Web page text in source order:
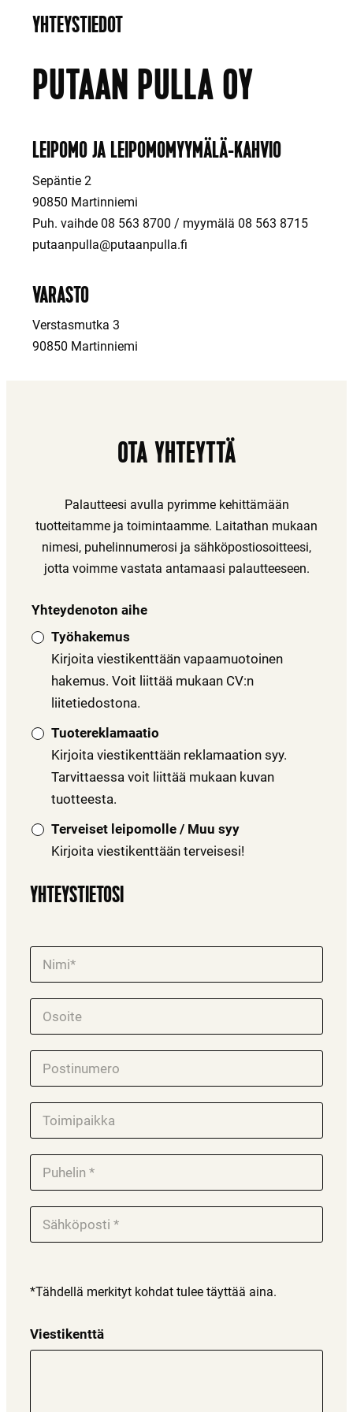
YHTEYSTIEDOT
PUTAAN PULLA OY
LEIPOMO JA LEIPOMOMYYMÄLÄ-KAHVIO
Sepäntie 2
90850 Martinniemi
Puh. vaihde 08 563 8700 / myymälä 08 563 8715
putaanpulla@putaanpulla.fi
VARASTO
Verstasmutka 3
90850 Martinniemi
OTA YHTEYTTÄ
Palautteesi avulla pyrimme kehittämään
tuotteitamme ja toimintaamme. Laitathan mukaan
nimesi, puhelinnumerosi ja sähköpostiosoitteesi,
jotta voimme vastata antamaasi palautteeseen.
"*"
näyttää
pakolliset
kentät
Yhteydenoton aihe
Työhakemus
Kirjoita viestikenttään vapaamuotoinen
hakemus. Voit liittää mukaan CV:n
liitetiedostona.
Tuotereklamaatio
Kirjoita viestikenttään reklamaation syy.
Tarvittaessa voit liittää mukaan kuvan
tuotteesta.
Terveiset leipomolle / Muu syy
Kirjoita viestikenttään terveisesi!
YHTEYSTIETOSI
*Tähdellä merkityt kohdat tulee täyttää aina.
Viestikenttä